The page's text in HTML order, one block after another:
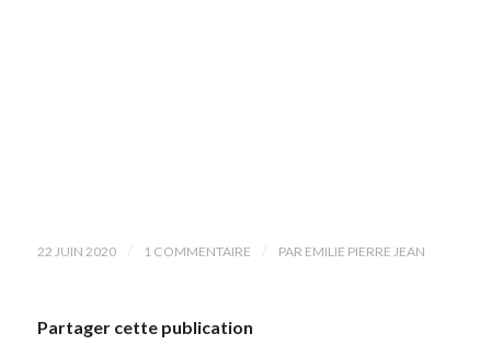
22 JUIN 2020 1 COMMENTAIRE PAR EMILIE PIERRE JEAN
Partager cette publication